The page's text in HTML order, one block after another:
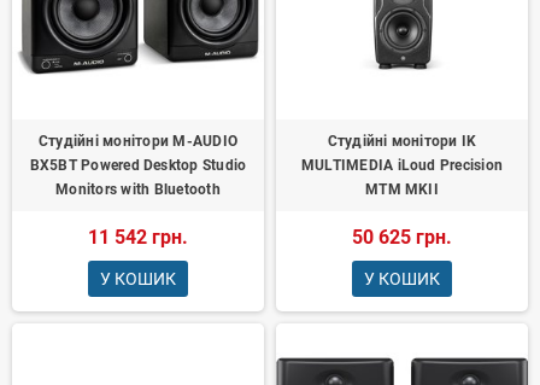
Студійні монітори M-AUDIO
BX5BT Powered Desktop Studio
Monitors with Bluetooth
11 542 грн.
У КОШИК
Студійні монітори IK
MULTIMEDIA iLoud Precision
MTM MKII
50 625 грн.
У КОШИК